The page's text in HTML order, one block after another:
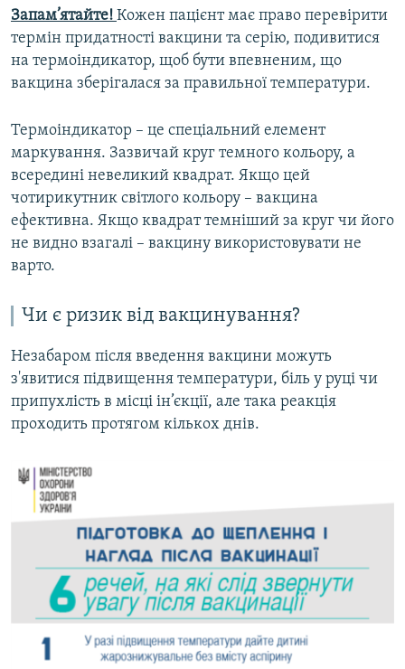
Запам’ятайте! Кожен пацієнт має право перевірити
термін придатності вакцини та серію, подивитися
на термоіндикатор, щоб бути впевненим, що
вакцина зберігалася за правильної температури.
Термоіндикатор – це спеціальний елемент
маркування. Зазвичай круг темного кольору, а
всередині невеликий квадрат. Якщо цей
чотирикутник світлого кольору – вакцина
ефективна. Якщо квадрат темніший за круг чи його
не видно взагалі – вакцину використовувати не
варто.
Чи є ризик від вакцинування?
Незабаром після введення вакцини можуть
з'явитися підвищення температури, біль у руці чи
припухлість в місці ін’єкції, але така реакція
проходить протягом кількох днів.